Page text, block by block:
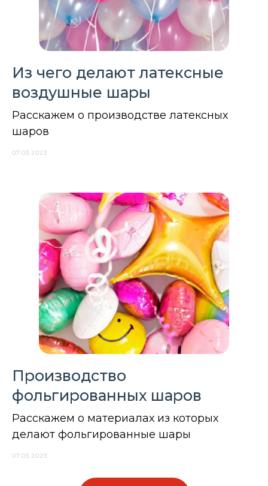
Из чего делают латексные
воздушные шары
Расскажем о производстве латексных
шаров
07.03.2023
Производство
фольгированных шаров
Расскажем о материалах из которых
делают фольгированные шары
07.03.2023